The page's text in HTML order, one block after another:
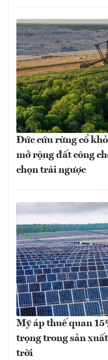
Đức cứu rừng cổ
mở rộng đất công
chọn trái ngược
Mỹ áp thuế quan
trọng trong sản
trời